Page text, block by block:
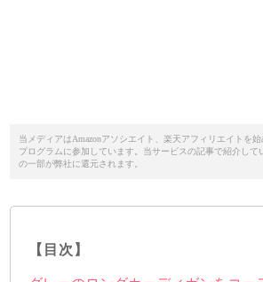
当メディアはAmazonアソシエイト、楽天アフィリエイトを
プログラムに参加しています。当サービスの記事で紹介して
の一部が弊社に還元されます。
【目次】